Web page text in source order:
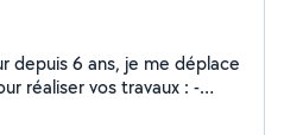
réaliser vos travaux : -